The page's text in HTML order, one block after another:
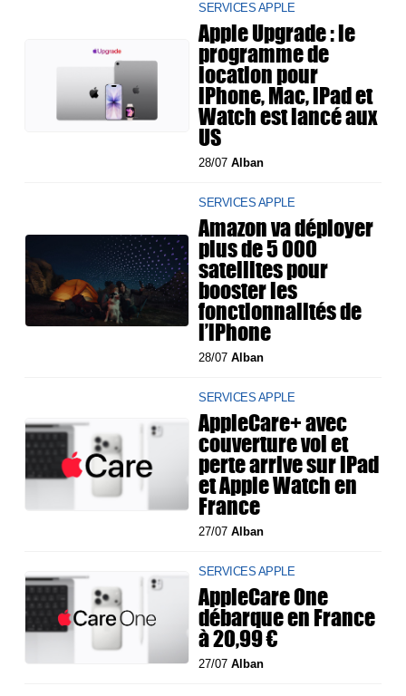
SERVICES APPLE
Apple Upgrade : le
programme de
location pour
iPhone, Mac, iPad et
Watch est lancé aux
US
28/07Alban
SERVICES APPLE
Amazon va déployer
plus de 5 000
satellites pour
booster les
fonctionnalités de
l’iPhone
28/07Alban
SERVICES APPLE
AppleCare+ avec
couverture vol et
perte arrive sur iPad
et Apple Watch en
France
27/07Alban
SERVICES APPLE
AppleCare One
débarque en France
à 20,99 €
27/07Alban